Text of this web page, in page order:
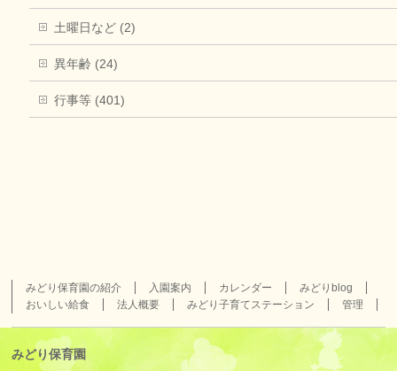
土曜日など (2)
異年齢 (24)
行事等 (401)
みどり保育園の紹介 入園案内 カレンダー
みどりblog
おいしい給食
法人概要 みどり子育てステーション 管理
みどり保育園